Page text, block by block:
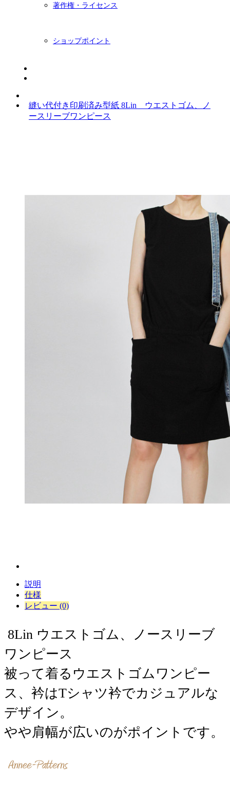
著作権・ライセンス
ショップポイント
縫い代付き印刷済み型紙 8Lin ウエストゴム、ノ
ースリーブワンピース
説明
仕様
レビュー (0)
8Lin ウエストゴム、ノースリーブ
ワンピース
被って着るウエストゴムワンピー
ス、衿はTシャツ衿でカジュアルな
デザイン。
​やや肩幅が広いのがポイントです。